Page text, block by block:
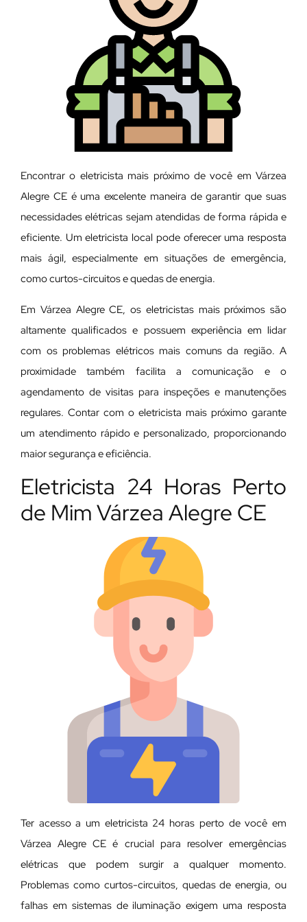
Encontrar o eletricista mais próximo de você em Várzea
Alegre CE é uma excelente maneira de garantir que suas
necessidades elétricas sejam atendidas de forma rápida e
eficiente. Um eletricista local pode oferecer uma resposta
mais ágil, especialmente em situações de emergência,
como curtos-circuitos e quedas de energia.
Em Várzea Alegre CE, os eletricistas mais próximos são
altamente qualificados e possuem experiência em lidar
com os problemas elétricos mais comuns da região. A
proximidade também facilita a comunicação e o
agendamento de visitas para inspeções e manutenções
regulares. Contar com o eletricista mais próximo garante
um atendimento rápido e personalizado, proporcionando
maior segurança e eficiência.
Eletricista 24 Horas Perto
de Mim Várzea Alegre CE
Ter acesso a um eletricista 24 horas perto de você em
Várzea Alegre CE é crucial para resolver emergências
elétricas que podem surgir a qualquer momento.
Problemas como curtos-circuitos, quedas de energia, ou
falhas em sistemas de iluminação exigem uma resposta